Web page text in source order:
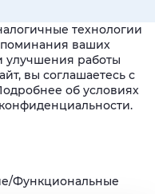
технологии
ваших
улучшения работы
вы соглашаетесь с
об условиях
Функциональные